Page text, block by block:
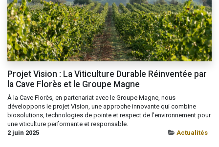
Projet Vision : La Viticulture Durable Réinventée par
la Cave Florès et le Groupe Magne
À la Cave Florès, en partenariat avec le Groupe Magne, nous
développons le projet Vision, une approche innovante qui combine
biosolutions, technologies de pointe et respect de l’environnement pour
une viticulture performante et responsable.
2 juin 2025
Actualités